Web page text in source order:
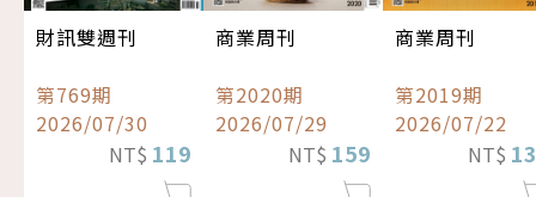
財訊雙週刊
第769期
2026/07/30
NT$ 119
商業周刊
第2020期
2026/07/29
NT$ 159
商業周刊
第2019期
2026/07/22
NT$